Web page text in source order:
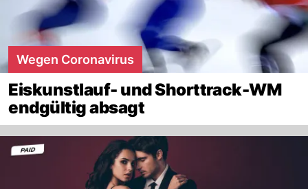
Wegen Coronavirus
Eiskunstlauf- und Shorttrack-WM
endgültig absagt